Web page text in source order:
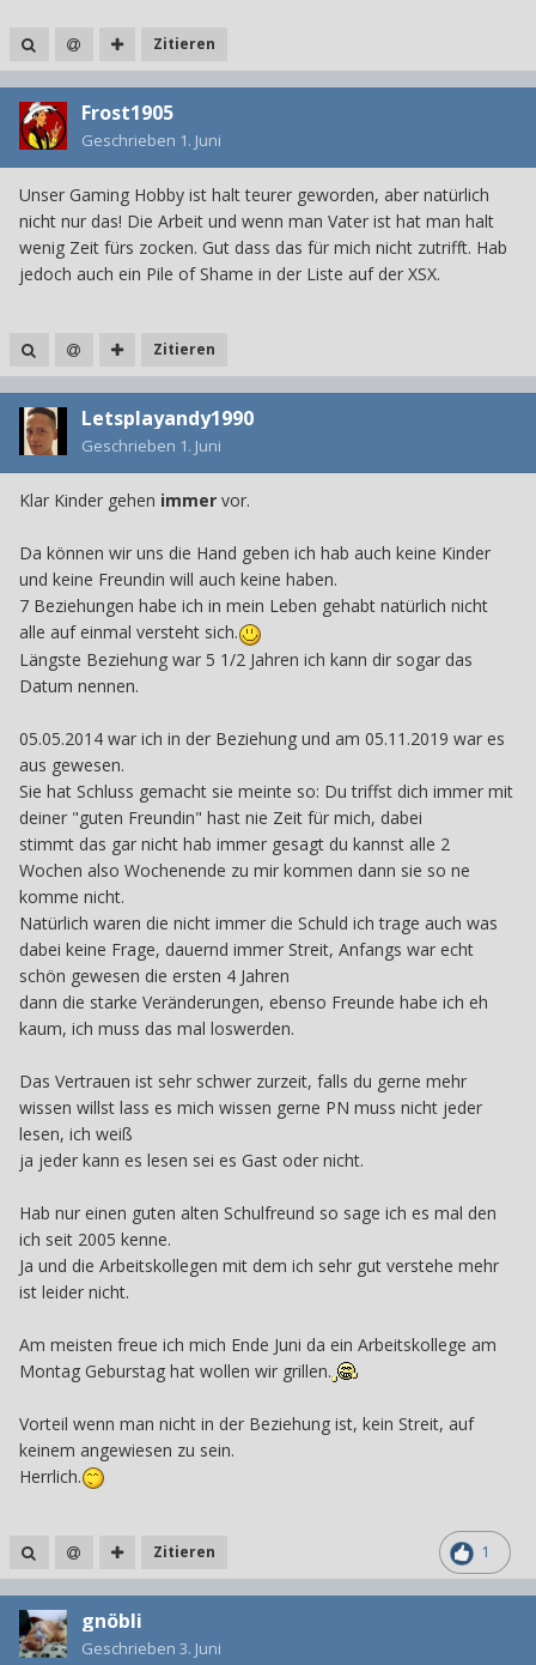
Zitieren
Frost1905
Geschrieben 1. Juni
Unser Gaming Hobby ist halt teurer geworden, aber natürlich
nicht nur das! Die Arbeit und wenn man Vater ist hat man halt
wenig Zeit fürs zocken. Gut dass das für mich nicht zutrifft. Hab
jedoch auch ein Pile of Shame in der Liste auf der XSX.
Zitieren
Letsplayandy1990
Geschrieben 1. Juni
Klar Kinder gehen immer vor.
Da können wir uns die Hand geben ich hab auch keine Kinder
und keine Freundin will auch keine haben.
7 Beziehungen habe ich in mein Leben gehabt natürlich nicht
alle auf einmal versteht sich.
Längste Beziehung war 5 1/2 Jahren ich kann dir sogar das
Datum nennen.
05.05.2014 war ich in der Beziehung und am 05.11.2019 war es
aus gewesen.
Sie hat Schluss gemacht sie meinte so: Du triffst dich immer mit
deiner "guten Freundin" hast nie Zeit für mich, dabei
stimmt das gar nicht hab immer gesagt du kannst alle 2
Wochen also Wochenende zu mir kommen dann sie so ne
komme nicht.
Natürlich waren die nicht immer die Schuld ich trage auch was
dabei keine Frage, dauernd immer Streit, Anfangs war echt
schön gewesen die ersten 4 Jahren
dann die starke Veränderungen, ebenso Freunde habe ich eh
kaum, ich muss das mal loswerden.
Das Vertrauen ist sehr schwer zurzeit, falls du gerne mehr
wissen willst lass es mich wissen gerne PN muss nicht jeder
lesen, ich weiß
ja jeder kann es lesen sei es Gast oder nicht.
Hab nur einen guten alten Schulfreund so sage ich es mal den
ich seit 2005 kenne.
Ja und die Arbeitskollegen mit dem ich sehr gut verstehe mehr
ist leider nicht.
Am meisten freue ich mich Ende Juni da ein Arbeitskollege am
Montag Geburstag hat wollen wir grillen.
Vorteil wenn man nicht in der Beziehung ist, kein Streit, auf
keinem angewiesen zu sein.
Herrlich.
1
Zitieren
gnöbli
Geschrieben 3. Juni